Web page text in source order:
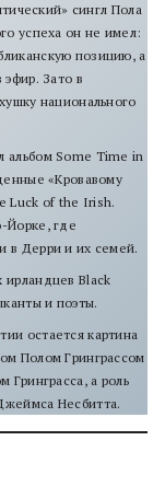
сингл Пола
успеха он не имел:
позицию, а
Зато в
национального
альбом Some Time in
«Кровавому
Luck of the Irish.
Йорке, где
в Дерри и их семей.
ирландцев Black
и поэты.
остается картина
Полом Гринграссом
Гринграсса, а роль
Несбитта.